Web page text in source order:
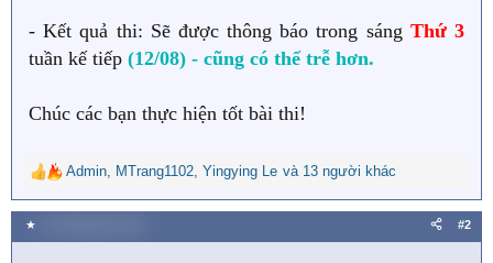
- Kết quả thi: Sẽ được thông báo trong sáng Thứ 3
tuần kế tiếp (12/08) - cũng có thể trễ hơn.
Chúc các bạn thực hiện tốt bài thi!
R
e
a
c
Admin, MTrang1102, Yingying Le và 13 người khác
★ #2